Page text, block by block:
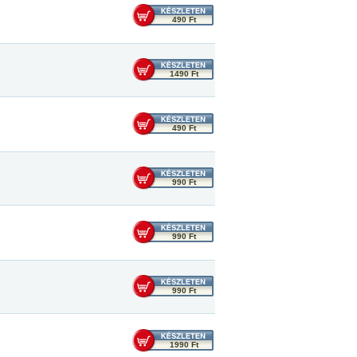
490 Ft
1490 Ft
490 Ft
990 Ft
990 Ft
990 Ft
1990 Ft